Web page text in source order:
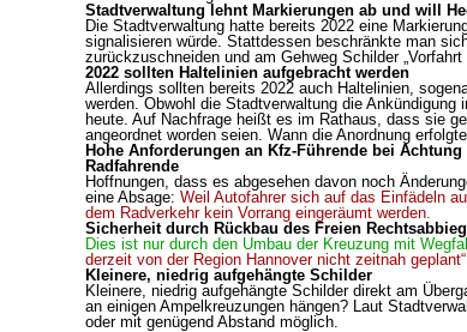
Stadtverwaltung lehnt Markierungen ab und will
Die Stadtverwaltung hatte bereits 2022 eine
signalisieren würde. Stattdessen beschränkte man
zurückzuschneiden und am Gehweg Schilder „Vorfahrt
2022 sollten Haltelinien aufgebracht werden
Allerdings sollten bereits 2022 auch Haltelinien,
werden. Obwohl die Stadtverwaltung die
heute. Auf Nachfrage heißt es im Rathaus, dass sie
angeordnet worden seien. Wann die Anordnung
Hohe Anforderungen an Kfz-Führende bei
Radfahrende
Hoffnungen, dass es abgesehen davon noch
eine Absage:Weil Autofahrer sich auf das Einfädeln
dem Radverkehr kein Vorrang eingeräumt werden.
Sicherheit durch Rückbau des Freien
Dies ist nur durch den Umbau der Kreuzung mit
derzeit von der Region Hannover nicht zeitnah geplant“
Kleinere, niedrig aufgehängte Schilder
Kleinere, niedrig aufgehängte Schilder direkt am
an einigen Ampelkreuzungen hängen? Laut
oder mit genügend Abstand möglich.